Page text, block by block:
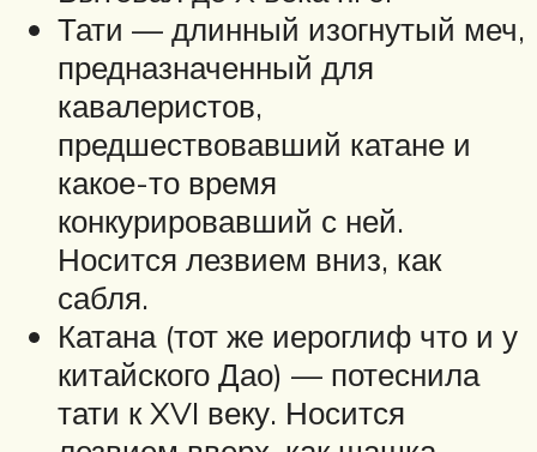
Тати — длинный изогнутый меч,
предназначенный для
кавалеристов,
предшествовавший катане и
какое-то время
конкурировавший с ней.
Носится лезвием вниз, как
сабля.
Катана (тот же иероглиф что и у
китайского Дао) — потеснила
тати к XVI веку. Носится